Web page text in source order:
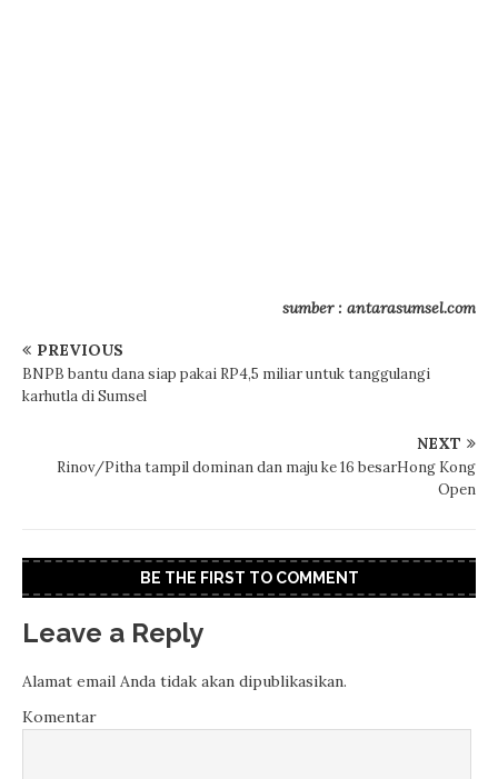
sumber : antarasumsel.com
PREVIOUS
BNPB bantu dana siap pakai RP4,5 miliar untuk tanggulangi
karhutla di Sumsel
NEXT
Rinov/Pitha tampil dominan dan maju ke 16 besarHong Kong
Open
BE THE FIRST TO COMMENT
Leave a Reply
Alamat email Anda tidak akan dipublikasikan.
Komentar